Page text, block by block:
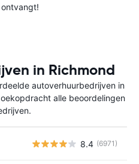
in Richmond
autoverhuurbedrijven in
alle beoordelingen
8.4 (6971)